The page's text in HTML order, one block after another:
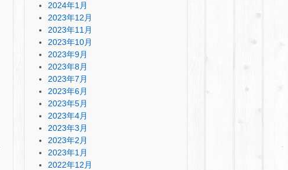
2024年1月
2023年12月
2023年11月
2023年10月
2023年9月
2023年8月
2023年7月
2023年6月
2023年5月
2023年4月
2023年3月
2023年2月
2023年1月
2022年12月